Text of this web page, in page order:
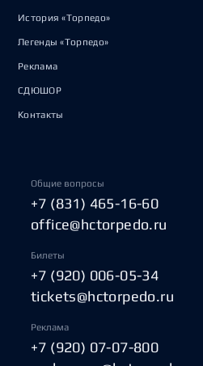
История «Торпедо»
Легенды «Торпедо»
Реклама
СДЮШОР
Контакты
Общие вопросы
+7 (831) 465-16-60
office@hctorpedo.ru
Билеты
+7 (920) 006-05-34
tickets@hctorpedo.ru
Реклама
+7 (920) 07-07-800